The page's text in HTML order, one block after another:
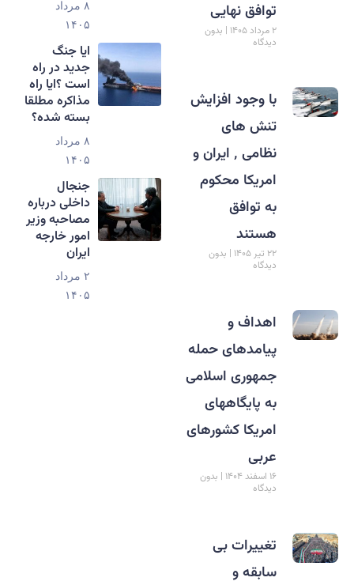
توافق نهایی
۲ مرداد ۱۴۰۵
بدون
دیدگاه
با وجود افزایش
تنش های
نظامی ٬ ایران و
امریکا محکوم
به توافق
هستند
۲۲ تیر ۱۴۰۵
بدون
دیدگاه
اهداف و
پیامدهای حمله
جمهوری اسلامی
به پایگاههای
امریکا کشورهای
عربی
۱۶ اسفند ۱۴۰۴
بدون
دیدگاه
تغییرات بی
سابقه و
۸ مرداد
۱۴۰۵
ایا جنگ
جدید در راه
است ؟ایا راه
مذاکره مطلقا
بسته شده؟
۸ مرداد
۱۴۰۵
جنجال
داخلی درباره
مصاحبه وزیر
امور خارجه
ایران
۲ مرداد
۱۴۰۵